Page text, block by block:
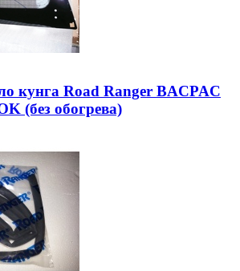
кунга Road Ranger BACPAC
(без обогрева)